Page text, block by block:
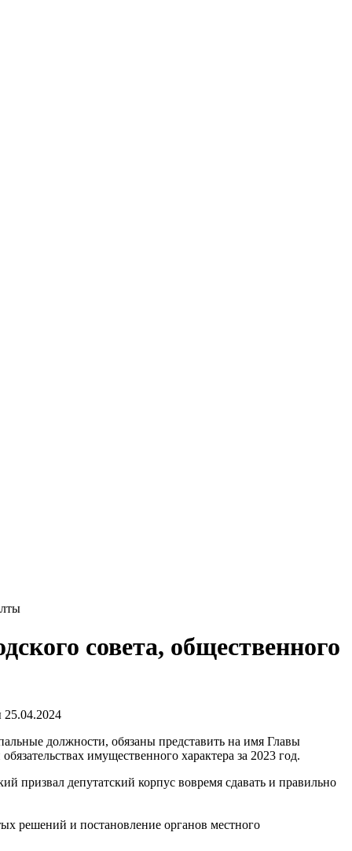
совета, общественного
25.04.2024
должности, обязаны представить на имя Главы
имущественного характера за 2023 год.
призвал депутатский корпус вовремя сдавать и правильно
решений и постановление органов местного